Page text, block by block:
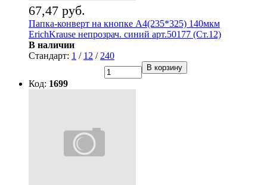
67,47 руб.
Папка-конверт на кнопке А4(235*325) 140мкм
ErichKrause непрозрач. синий арт.50177 (Ст.12)
В наличии
Стандарт: 1 / 12 / 240
В корзину
Код: 1699